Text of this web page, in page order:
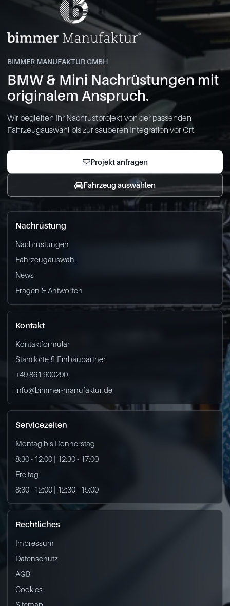
BIMMER MANUFAKTUR GMBH
BMW & Mini Nachrüstungen mit
originalem Anspruch.
Wir begleiten Ihr Nachrüstprojekt von der passenden
Fahrzeugauswahl bis zur sauberen Integration vor Ort.
Projekt anfragen
Fahrzeug auswählen
Nachrüstung
Nachrüstungen
Fahrzeugauswahl
News
Fragen & Antworten
Kontakt
Kontaktformular
Standorte & Einbaupartner
+49 861 900290
info@bimmer-manufaktur.de
Servicezeiten
Montag bis Donnerstag
8:30 - 12:00 | 12:30 - 17:00
Freitag
8:30 - 12:00 | 12:30 - 15:00
Rechtliches
Impressum
Datenschutz
AGB
Cookies